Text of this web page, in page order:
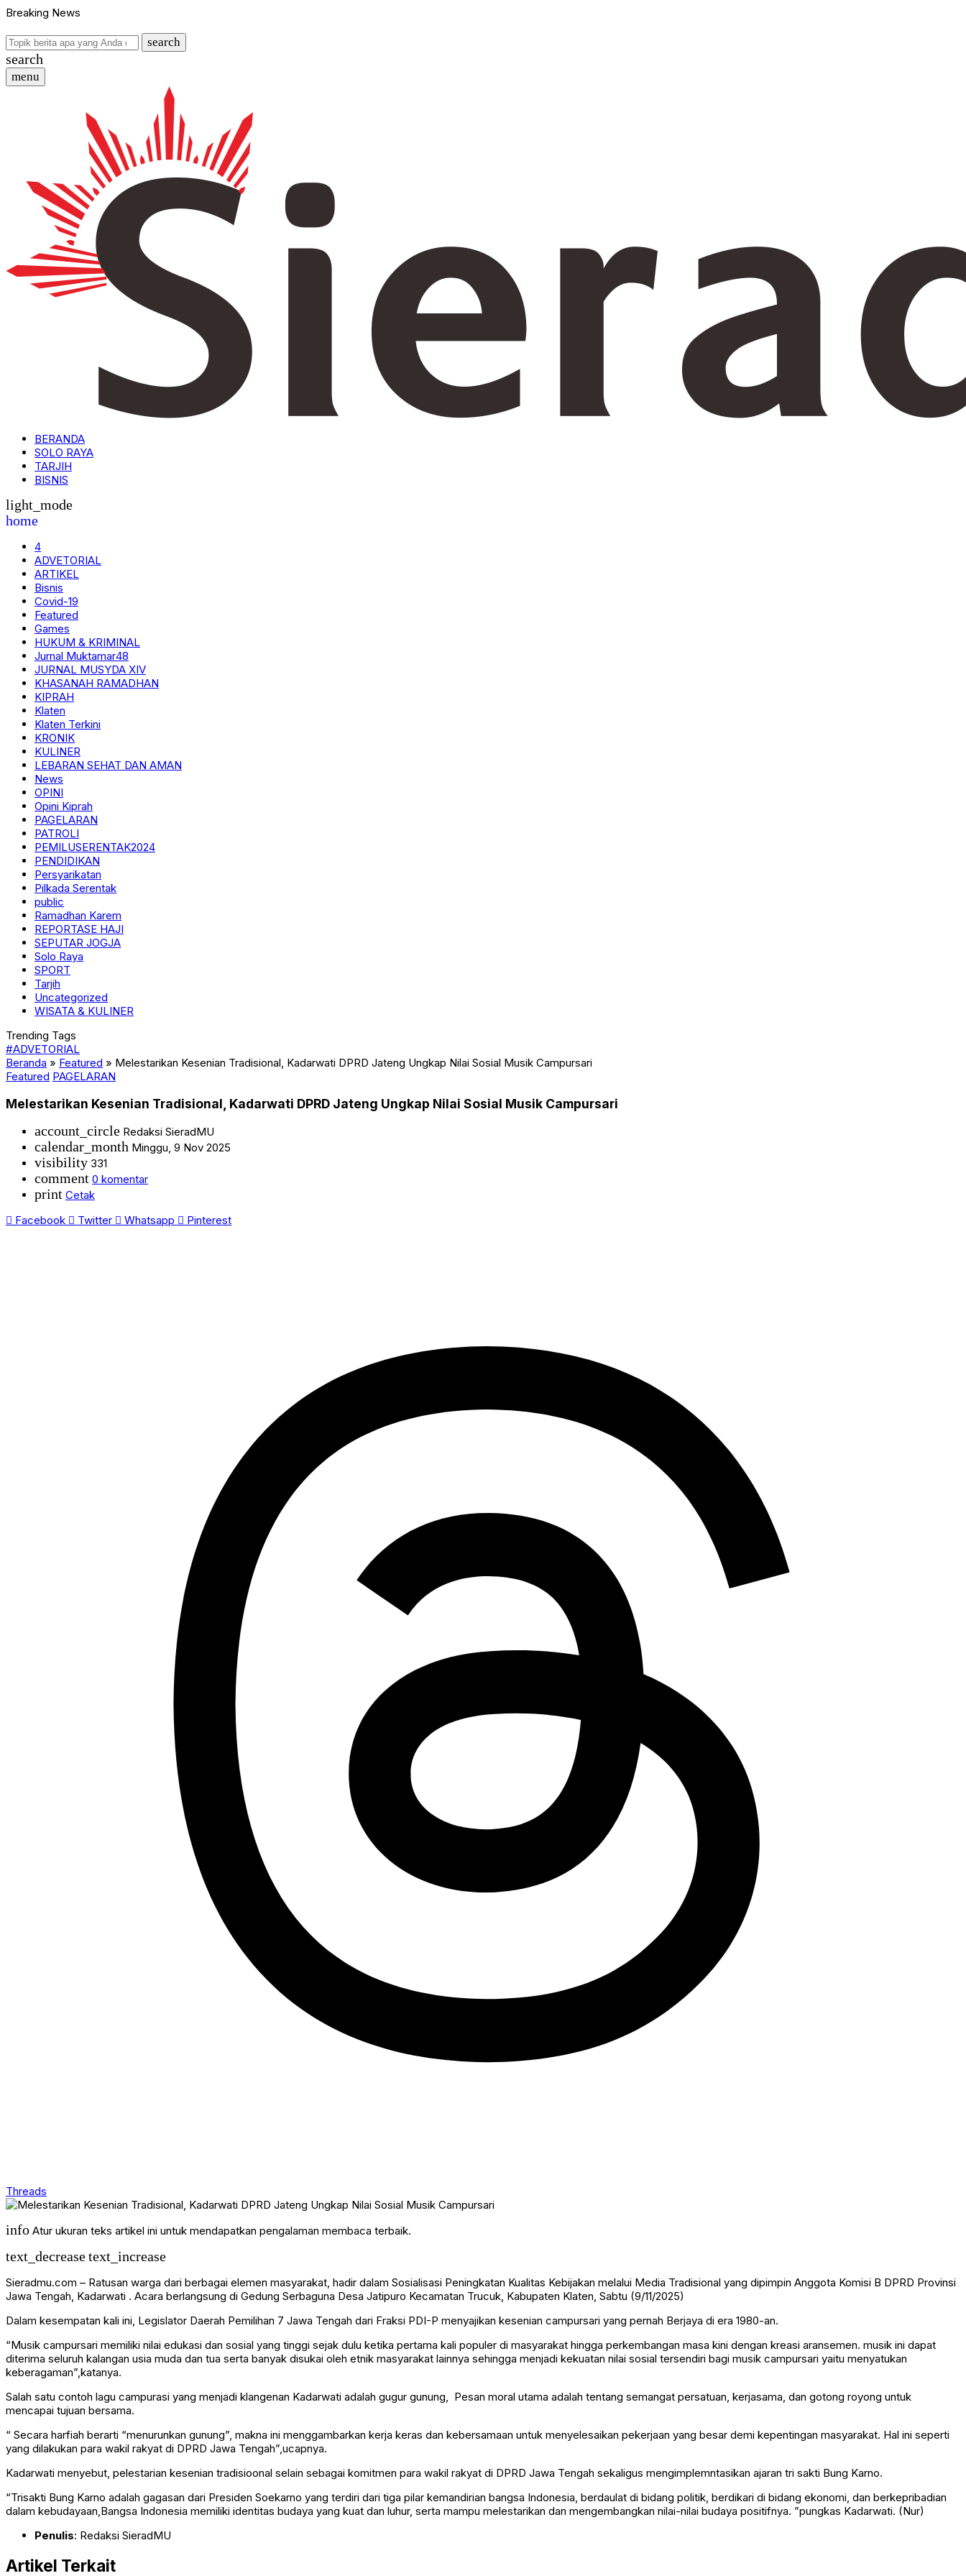
Breaking News
search
search
menu
BERANDA
SOLO RAYA
TARJIH
BISNIS
light_mode
home
4
ADVETORIAL
ARTIKEL
Bisnis
Covid-19
Featured
Games
HUKUM & KRIMINAL
Jurnal Muktamar48
JURNAL MUSYDA XIV
KHASANAH RAMADHAN
KIPRAH
Klaten
Klaten Terkini
KRONIK
KULINER
LEBARAN SEHAT DAN AMAN
News
OPINI
Opini Kiprah
PAGELARAN
PATROLI
PEMILUSERENTAK2024
PENDIDIKAN
Persyarikatan
Pilkada Serentak
public
Ramadhan Karem
REPORTASE HAJI
SEPUTAR JOGJA
Solo Raya
SPORT
Tarjih
Uncategorized
WISATA & KULINER
Trending Tags
#ADVETORIAL
Beranda » Featured » Melestarikan Kesenian Tradisional, Kadarwati DPRD Jateng Ungkap Nilai Sosial Musik Campursari
Featured PAGELARAN
Melestarikan Kesenian Tradisional, Kadarwati DPRD Jateng Ungkap Nilai Sosial Musik Campursari
account_circle Redaksi SieradMU
calendar_month Minggu, 9 Nov 2025
visibility 331
comment 0 komentar
print Cetak
Facebook
Twitter Whatsapp Pinterest
Threads
info Atur ukuran teks artikel ini untuk mendapatkan pengalaman membaca terbaik.
text_decreasetext_increase
Sieradmu.com – Ratusan warga dari berbagai elemen masyarakat, hadir dalam Sosialisasi Peningkatan Kualitas Kebijakan melalui Media Tradisional yang dipimpin Anggota Komisi B DPRD Provinsi
Jawa Tengah, Kadarwati . Acara berlangsung di Gedung Serbaguna Desa Jatipuro Kecamatan Trucuk, Kabupaten Klaten, Sabtu (9/11/2025)
Dalam kesempatan kali ini, Legislator Daerah Pemilihan 7 Jawa Tengah dari Fraksi PDI-P menyajikan kesenian campursari yang pernah Berjaya di era 1980-an.
“Musik campursari memiliki nilai edukasi dan sosial yang tinggi sejak dulu ketika pertama kali populer di masyarakat hingga perkembangan masa kini dengan kreasi aransemen. musik ini dapat
diterima seluruh kalangan usia muda dan tua serta banyak disukai oleh etnik masyarakat lainnya sehingga menjadi kekuatan nilai sosial tersendiri bagi musik campursari yaitu menyatukan
keberagaman”,katanya.
Salah satu contoh lagu campurasi yang menjadi klangenan Kadarwati adalah gugur gunung, Pesan moral utama adalah tentang semangat persatuan, kerjasama, dan gotong royong untuk
mencapai tujuan bersama.
“ Secara harfiah berarti “menurunkan gunung”, makna ini menggambarkan kerja keras dan kebersamaan untuk menyelesaikan pekerjaan yang besar demi kepentingan masyarakat. Hal ini seperti
yang dilakukan para wakil rakyat di DPRD Jawa Tengah”,ucapnya.
Kadarwati menyebut, pelestarian kesenian tradisioonal selain sebagai komitmen para wakil rakyat di DPRD Jawa Tengah sekaligus mengimplemntasikan ajaran tri sakti Bung Karno.
“Trisakti Bung Karno adalah gagasan dari Presiden Soekarno yang terdiri dari tiga pilar kemandirian bangsa Indonesia, berdaulat di bidang politik, berdikari di bidang ekonomi, dan berkepribadian
dalam kebudayaan,Bangsa Indonesia memiliki identitas budaya yang kuat dan luhur, serta mampu melestarikan dan mengembangkan nilai-nilai budaya positifnya. ”pungkas Kadarwati. (Nur)
Penulis: Redaksi SieradMU
Artikel Terkait